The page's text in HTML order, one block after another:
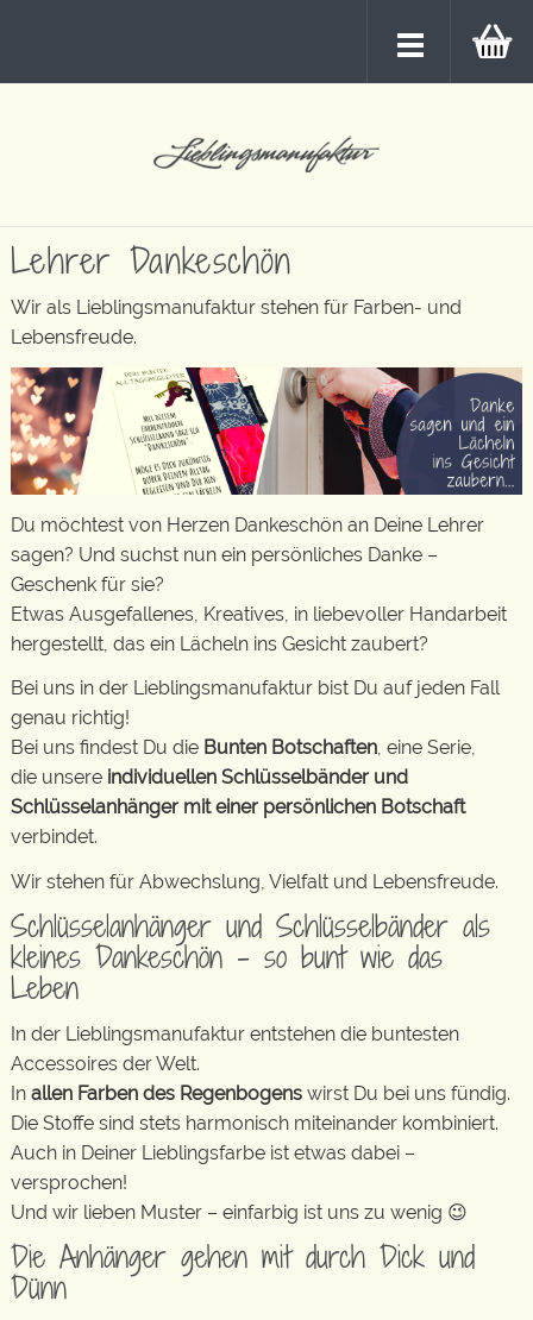
Lehrer Dankeschön
Wir als Lieblingsmanufaktur stehen für Farben- und
Lebensfreude.
Du möchtest von Herzen Dankeschön an Deine Lehrer
sagen? Und suchst nun ein persönliches Danke –
Geschenk für sie?
Etwas Ausgefallenes, Kreatives, in liebevoller Handarbeit
hergestellt, das ein Lächeln ins Gesicht zaubert?
Bei uns in der Lieblingsmanufaktur bist Du auf jeden Fall
genau richtig!
Bei uns findest Du die Bunten Botschaften, eine Serie,
die unsere individuellen Schlüsselbänder und
Schlüsselanhänger mit einer persönlichen Botschaft
verbindet.
Wir stehen für Abwechslung, Vielfalt und Lebensfreude.
Schlüsselanhänger und Schlüsselbänder als
kleines Dankeschön – so bunt wie das
Leben
In der Lieblingsmanufaktur entstehen die buntesten
Accessoires der Welt.
In allen Farben des Regenbogens wirst Du bei uns fündig.
Die Stoffe sind stets harmonisch miteinander kombiniert.
Auch in Deiner Lieblingsfarbe ist etwas dabei –
versprochen!
Und wir lieben Muster – einfarbig ist uns zu wenig 😉
Die Anhänger gehen mit durch Dick und
Dünn